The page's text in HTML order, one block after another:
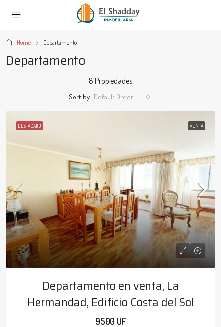
Home Departamento
Departamento
8 Propiedades
Sort by: Default Order
DESTACADO VENTA
Departamento en venta, La
Hermandad, Edificio Costa del Sol
9500 UF